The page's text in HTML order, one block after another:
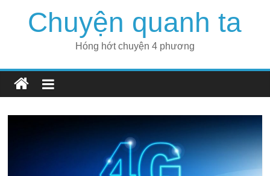
Chuyện quanh ta
Hóng hớt chuyện 4 phương